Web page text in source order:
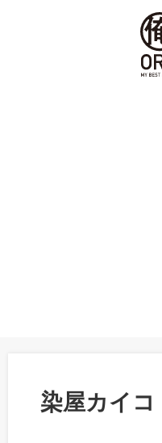
染屋カイコ